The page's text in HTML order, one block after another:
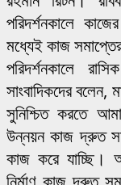
পরিদর্শনকালে
মধ্যেই কাজ
পরিদর্শনকালে
সাংবাদিকদের বলেন,
সুনিশ্চিত করতে
উন্নয়ন কাজ দ্রুত
কাজ করে যাচ্ছি।